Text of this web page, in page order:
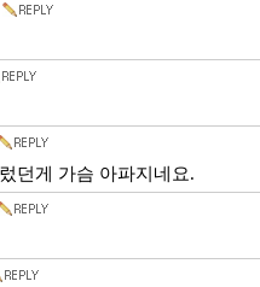
던게 가슴 아파지네요.